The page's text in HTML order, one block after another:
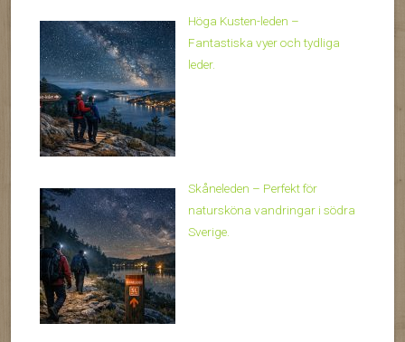
Höga Kusten-leden –
Fantastiska vyer och tydliga
leder.
Skåneleden – Perfekt för
natursköna vandringar i södra
Sverige.